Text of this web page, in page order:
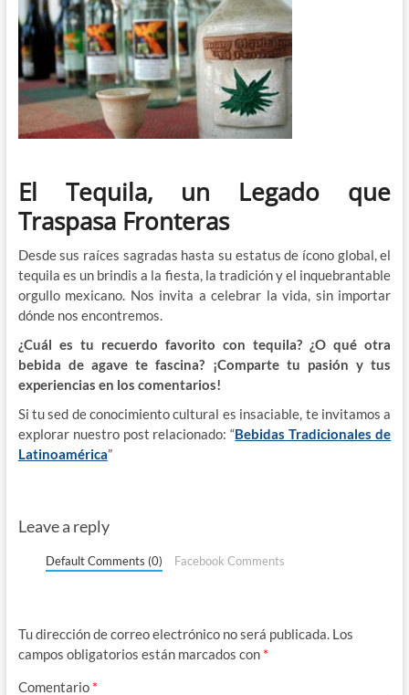
El Tequila, un Legado que
Traspasa Fronteras
Desde sus raíces sagradas hasta su estatus de ícono global, el
tequila es un brindis a la fiesta, la tradición y el inquebrantable
orgullo mexicano. Nos invita a celebrar la vida, sin importar
dónde nos encontremos.
¿Cuál es tu recuerdo favorito con tequila? ¿O qué otra
bebida de agave te fascina? ¡Comparte tu pasión y tus
experiencias en los comentarios!
Si tu sed de conocimiento cultural es insaciable, te invitamos a
explorar nuestro post relacionado: “Bebidas Tradicionales de
Latinoamérica”
Leave a reply
Default Comments (0) Facebook Comments
Tu dirección de correo electrónico no será publicada. Los
campos obligatorios están marcados con *
Comentario *